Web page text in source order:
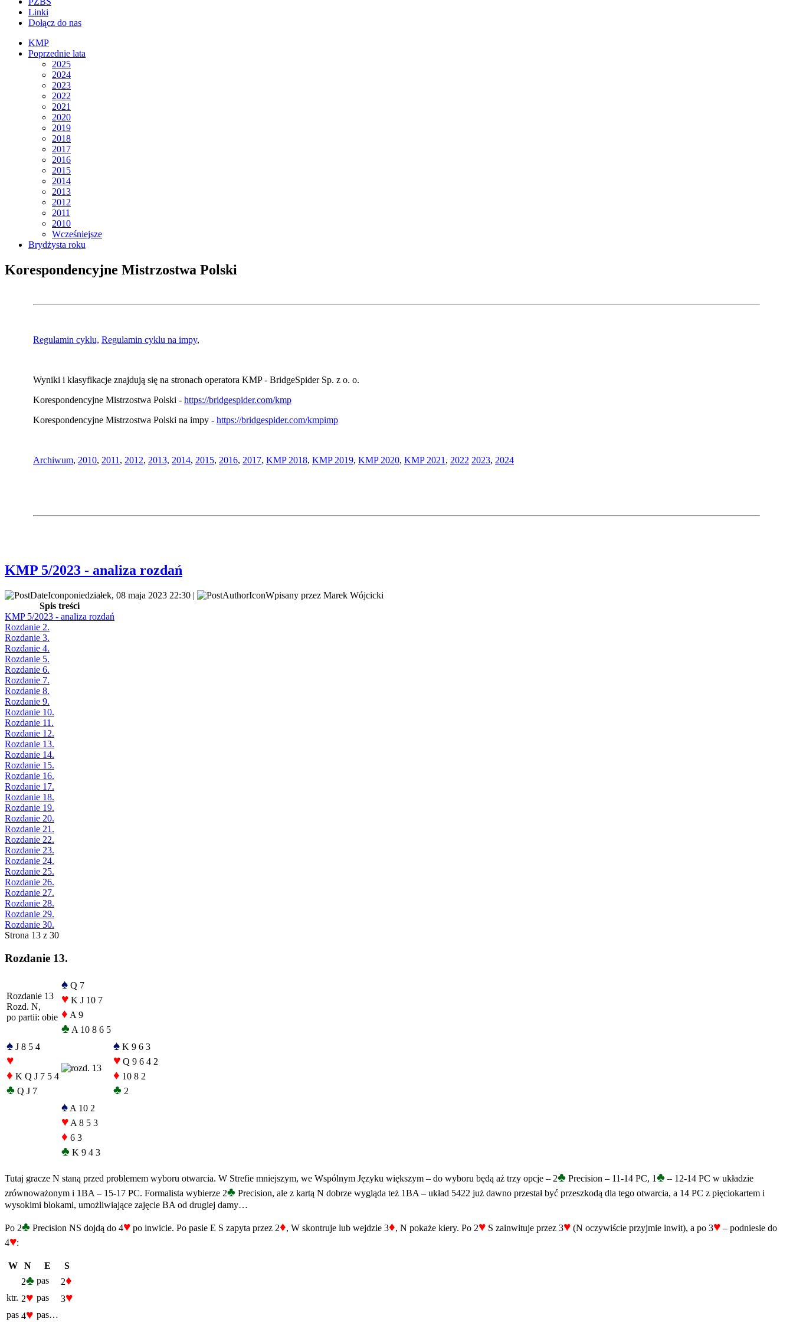
Linki
Dołącz do nas
KMP
Poprzednie lata
2025
2024
2023
2022
2021
2020
2019
2018
2017
2016
2015
2014
2013
2012
2011
2010
Wcześniejsze
Brydżysta roku
Korespondencyjne Mistrzostwa Polski
Regulamin cyklu, Regulamin cyklu na impy,
Wyniki i klasyfikacje znajdują się na stronach operatora KMP - BridgeSpider Sp. z o. o.
Korespondencyjne Mistrzostwa Polski - https://bridgespider.com/kmp
Korespondencyjne Mistrzostwa Polski na impy - https://bridgespider.com/kmpimp
Archiwum, 2010, 2011 , 2012, 2013, 2014, 2015, 2016, 2017, KMP 2018, KMP 2019, KMP 2020, KMP 2021 , 2022 2023, 2024
KMP 5/2023 - analiza rozdań
poniedziałek, 08 maja 2023 22:30 |
Wpisany przez Marek Wójcicki
Spis treści
KMP 5/2023 - analiza rozdań
Rozdanie 2.
Rozdanie 3.
Rozdanie 4.
Rozdanie 5.
Rozdanie 6.
Rozdanie 7.
Rozdanie 8.
Rozdanie 9.
Rozdanie 10.
Rozdanie 11.
Rozdanie 12.
Rozdanie 13.
Rozdanie 14.
Rozdanie 15.
Rozdanie 16.
Rozdanie 17.
Rozdanie 18.
Rozdanie 19.
Rozdanie 20.
Rozdanie 21.
Rozdanie 22.
Rozdanie 23.
Rozdanie 24.
Rozdanie 25.
Rozdanie 26.
Rozdanie 27.
Rozdanie 28.
Rozdanie 29.
Rozdanie 30.
Strona 13 z 30
Rozdanie 13.
Rozdanie 13
Rozd. N,
po partii: obie
♠ Q 7
♥ K J 10 7
♦ A 9
♣ A 10 8 6 5
♠ J 8 5 4
♥
♦ K Q J 7 5 4
♣ Q J 7
♠ K 9 6 3
♥ Q 9 6 4 2
♦ 10 8 2
♣ 2
♠ A 10 2
♥ A 8 5 3
♦ 6 3
♣ K 9 4 3
Tutaj gracze N staną przed problemem wyboru otwarcia. W Strefie mniejszym, we Wspólnym Języku większym – do wyboru będą aż trzy opcje – 2♣ Precision – 11-14 PC, 1♣ – 12-14 PC w układzie
zrównoważonym i 1BA – 15-17 PC. Formalista wybierze 2♣ Precision, ale z kartą N dobrze wygląda też 1BA – układ 5422 już dawno przestał być przeszkodą dla tego otwarcia, a 14 PC z pięciokartem i
wysokimi blokami, umożliwiające zajęcie BA od drugiej damy…
Po 2♣ Precision NS dojdą do 4♥ po inwicie. Po pasie E S zapyta przez 2♦, W skontruje lub wejdzie 3♦, N pokaże kiery. Po 2♥ S zainwituje przez 3♥ (N oczywiście przyjmie inwit), a po 3♥ – podniesie do
4♥:
W N E
S
2♣ pas 2♦
ktr. 2♥ pas 3♥
pas 4♥ pas…